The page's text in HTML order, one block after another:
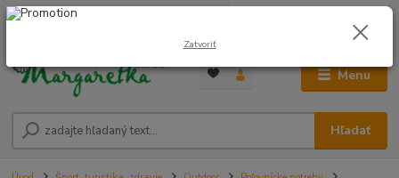
Menu
Hľadať
0948 236 042
0,00 €
Zatvoriť